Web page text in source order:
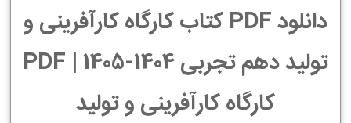
دانلود PDF کتاب کارگاه کارآفرینی و
تولید دهم تجربی 1404-1405 | PDF
کارگاه کارآفرینی و تولید